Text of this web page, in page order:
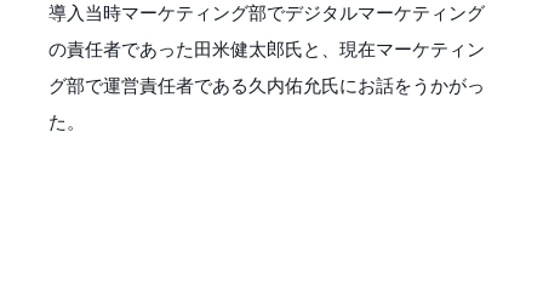
導入当時マーケティング部でデジタルマーケティング
の責任者であった田米健太郎氏と、現在マーケティン
グ部で運営責任者である久内佑允氏にお話をうかがっ
た。